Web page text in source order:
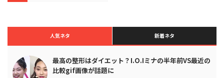
人気ネタ 新着ネタ
最高の整形はダイエット？I.O.Iミナの半年前VS最近の
比較gif画像が話題に